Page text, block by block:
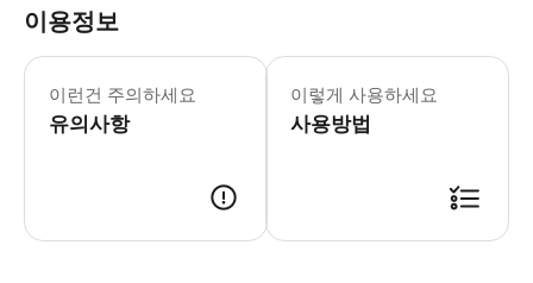
이용정보
이런건 주의하세요
유의사항
10대 스타 공연이 새롭게 업그레이드
6월 1일-6월 18일 평일: 9:30-17:30
인어만, 극지 마을, 얼음 왕국, 해저
- Tip 【공원 입장 안내】 * 1. 모든
이렇게 사용하세요
사용방법